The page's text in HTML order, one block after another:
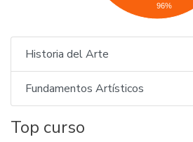
96%
Historia del Arte
Fundamentos Artísticos
Top curso